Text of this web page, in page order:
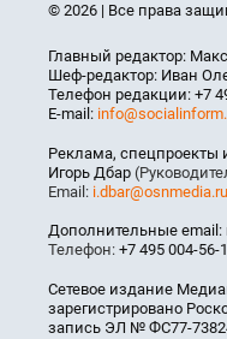
© 2026 | Все права
Главный редактор:
Шеф-редактор: Иван
Телефон редакции: +7
E-mail:
Реклама, спецпроекты
Игорь Дбар
Email: i.dbar@osnmedia.ru
Дополнительные email:
Телефон: +7 495 004-56-
Сетевое издание
зарегистрировано
запись ЭЛ № ФС77-